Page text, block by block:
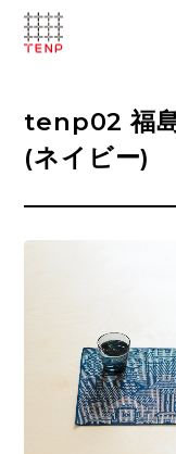
tenp02 福
(ネイビー)